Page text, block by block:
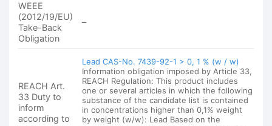
WEEE
(2012/19/EU)
Take-Back
Obligation
–
REACH Art.
33 Duty to
inform
according to
Lead CAS-No. 7439-92-1 > 0, 1 % (w / w)
Information obligation imposed by Article 33,
REACH Regulation: This product includes
one or several articles in which the following
substance of the candidate list is contained
in concentrations higher than 0,1% weight
by weight (w/w): Lead Based on the